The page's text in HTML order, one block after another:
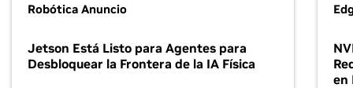
Robótica Anuncio
Jetson Está Listo para Agentes para
Desbloquear la Frontera de la IA Física
en